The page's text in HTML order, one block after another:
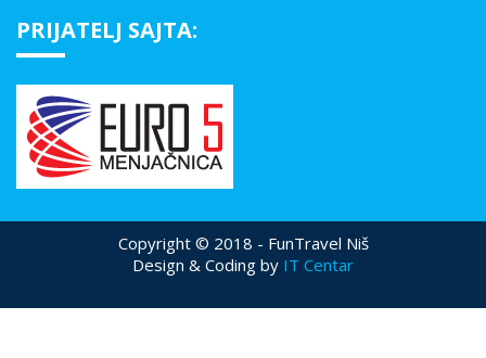
PRIJATELJ SAJTA:
Copyright © 2018 - FunTravel Niš
Design & Coding by IT Centar